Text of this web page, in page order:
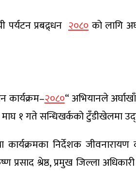
पर्यटन प्रबद्र्धन २०८० को लागि
कार्यक्रम–२०८०“ अभियानले
१ गते सन्धिखर्कको टुँडीखेलमा
निर्देशक
श्रेष्ठ, प्रमुख जिल्ला